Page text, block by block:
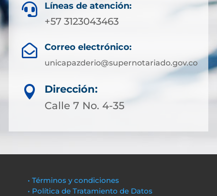
 Líneas de atención:
+57 3123043463
 Correo electrónico:
unicapazderio@supernotariado.gov.co

Dirección:
Calle 7 No. 4-35
• Términos y condiciones
• Política de Tratamiento de Datos